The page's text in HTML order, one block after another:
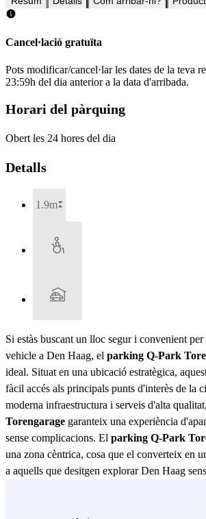
Cancel·lació gratuïta
Pots modificar/cancel·lar les dates de la teva
23:59h del dia anterior a la data d'arribada.
Horari del pàrquing
Obert les 24 hores del dia
Detalls
1.9m
Si estàs buscant un lloc segur i convenient per
vehicle a Den Haag, el parking Q-Park
ideal. Situat en una ubicació estratègica,
fàcil accés als principals punts d'interès de la
moderna infraestructura i serveis d'alta
Torengarage garanteix una experiència
sense complicacions. El parking Q-Park
una zona cèntrica, cosa que el converteix en
a aquells que desitgen explorar Den Haag